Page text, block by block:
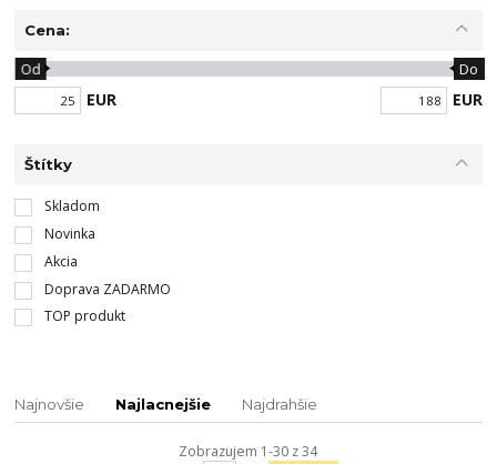
Cena:
EUR
Od Do
EUR
Štítky
Skladom
Novinka
Akcia
Doprava ZADARMO
TOP produkt
Najnovšie Najlacnejšie Najdrahšie
Zobrazujem 1-30 z 34